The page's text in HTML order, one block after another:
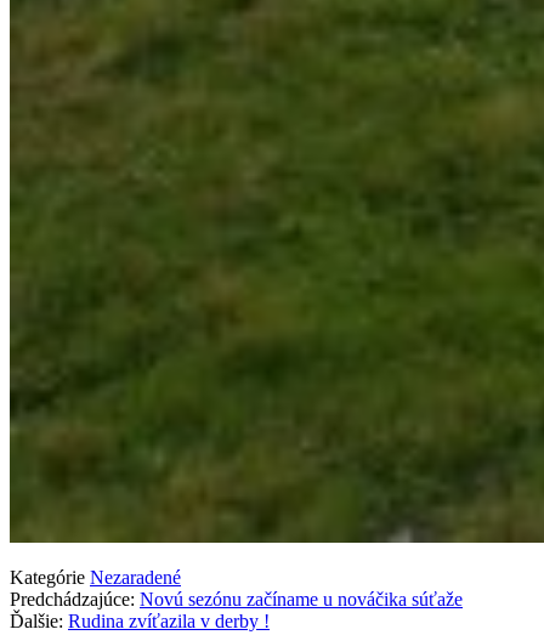
Kategórie Nezaradené
Predchádzajúce: Novú sezónu začíname u nováčika súťaže
Ďalšie: Rudina zvíťazila v derby !